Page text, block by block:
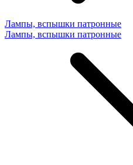
Лампы, вспышки патронные
Лампы, вспышки патронные